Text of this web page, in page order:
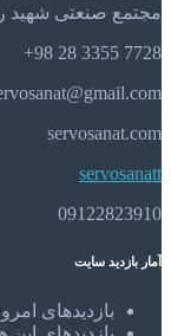
مجتمع صنعتی شهید
7728 3355 28 98+
servosanat.com
servosanatt
09122823910
آمار بازدید سایت
بازدیدهای